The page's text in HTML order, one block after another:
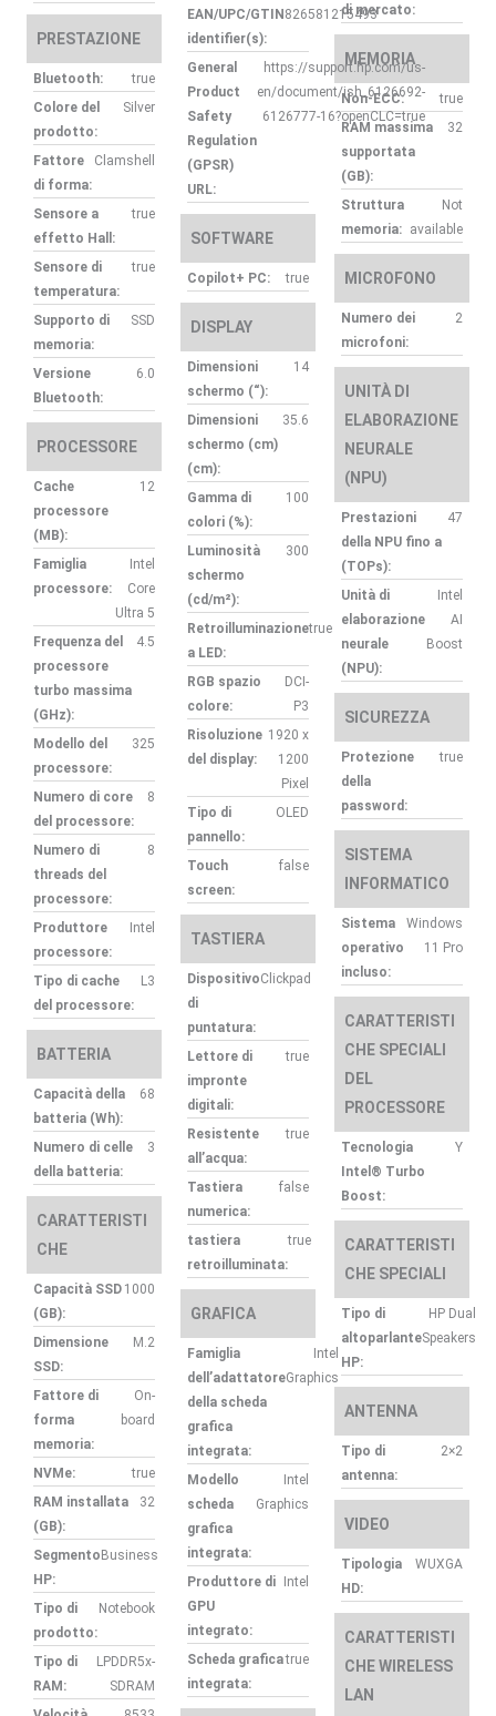
PRESTAZIONE
Bluetooth:
true
Colore del
prodotto:
Silver
Fattore
di forma:
Clamshell
Sensore a
effetto Hall:
true
Sensore di
temperatura:
true
Supporto di
memoria:
SSD
Versione
Bluetooth:
6.0
PROCESSORE
Cache
processore
(MB):
12
Famiglia
processore:
Intel
Core
Ultra 5
Frequenza del
processore
turbo massima
(GHz):
4.5
Modello del
processore:
325
Numero di core
del processore:
8
Numero di
threads del
processore:
8
Produttore
processore:
Intel
Tipo di cache
del processore:
L3
BATTERIA
Capacità della
batteria (Wh):
68
Numero di celle
della batteria:
3
CARATTERISTI
CHE
Capacità SSD
(GB):
1000
Dimensione
SSD:
M.2
Fattore di
forma
memoria:
On-
board
NVMe:
true
RAM installata
(GB):
32
Segmento
HP:
Business
Tipo di
prodotto:
Notebook
Tipo di
RAM:
LPDDR5x-
SDRAM
EAN/UPC/GTIN
identifier(s):
826581215493
General
Product
Safety
Regulation
(GPSR)
URL:
https://support.hp.com/us-
en/document/ish_6126692-
6126777-16?openCLC=true
SOFTWARE
Copilot+ PC: true
DISPLAY
Dimensioni
schermo (“):
14
Dimensioni
schermo (cm)
(cm):
35.6
Gamma di
colori (%):
100
Luminosità
schermo
(cd/m²):
300
Retroilluminazione
a LED:
true
RGB spazio
colore:
DCI-
P3
Risoluzione
del display:
1920 x
1200
Pixel
Tipo di
pannello:
OLED
Touch
screen:
false
TASTIERA
Dispositivo
di
puntatura:
Clickpad
Lettore di
impronte
digitali:
true
Resistente
all’acqua:
true
Tastiera
numerica:
false
tastiera
retroilluminata:
true
GRAFICA
Famiglia
dell’adattatore
della scheda
grafica
integrata:
Intel
Graphics
Modello
scheda
grafica
integrata:
Intel
Graphics
Produttore di
GPU
integrato:
Intel
Scheda grafica
integrata:
true
di mercato:
MEMORIA
Non-ECC:
true
RAM massima
supportata
(GB):
32
Struttura
memoria:
Not
available
MICROFONO
Numero dei
microfoni:
2
UNITÀ DI
ELABORAZIONE
NEURALE
(NPU)
Prestazioni
della NPU fino a
(TOPs):
47
Unità di
elaborazione
neurale
(NPU):
Intel
AI
Boost
SICUREZZA
Protezione
della
password:
true
SISTEMA
INFORMATICO
Sistema
operativo
incluso:
Windows
11 Pro
CARATTERISTI
CHE SPECIALI
DEL
PROCESSORE
Tecnologia
Intel® Turbo
Boost:
Y
CARATTERISTI
CHE SPECIALI
Tipo di
altoparlante
HP:
HP Dual
Speakers
ANTENNA
Tipo di
antenna:
2×2
VIDEO
Tipologia
HD:
WUXGA
CARATTERISTI
CHE WIRELESS
LAN